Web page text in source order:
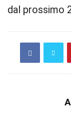
dal prossimo